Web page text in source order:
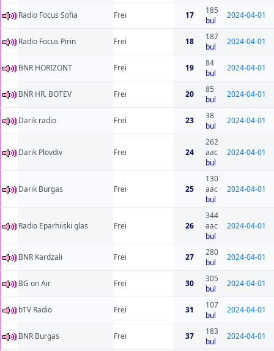
Radio Focus Sofia Frei 17
185
bul
2024-04-01
Radio Focus Pirin Frei 18
187
bul
2024-04-01
BNR HORIZONT Frei 19
84
bul
2024-04-01
BNR HR. BOTEV Frei 20
85
bul
2024-04-01
Darik radio Frei 23
38
bul
2024-04-01
Darik Plovdiv Frei 24
262
aac
bul
2024-04-01
Darik Burgas Frei 25
130
aac
bul
2024-04-01
Radio Eparhiiski glas Frei 26
344
aac
bul
2024-04-01
BNR Kardzali Frei 27
280
bul
2024-04-01
BG on Air Frei 30
305
bul
2024-04-01
bTV Radio Frei 31
107
bul
2024-04-01
BNR Burgas Frei 37
183
bul
2024-04-01